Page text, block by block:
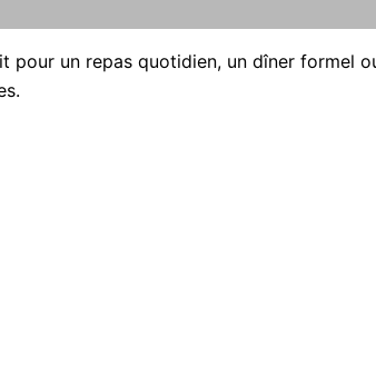
un repas quotidien, un dîner formel